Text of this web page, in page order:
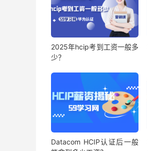
2025年hcip考到工资一般多
少？
Datacom HCIP认证后一般